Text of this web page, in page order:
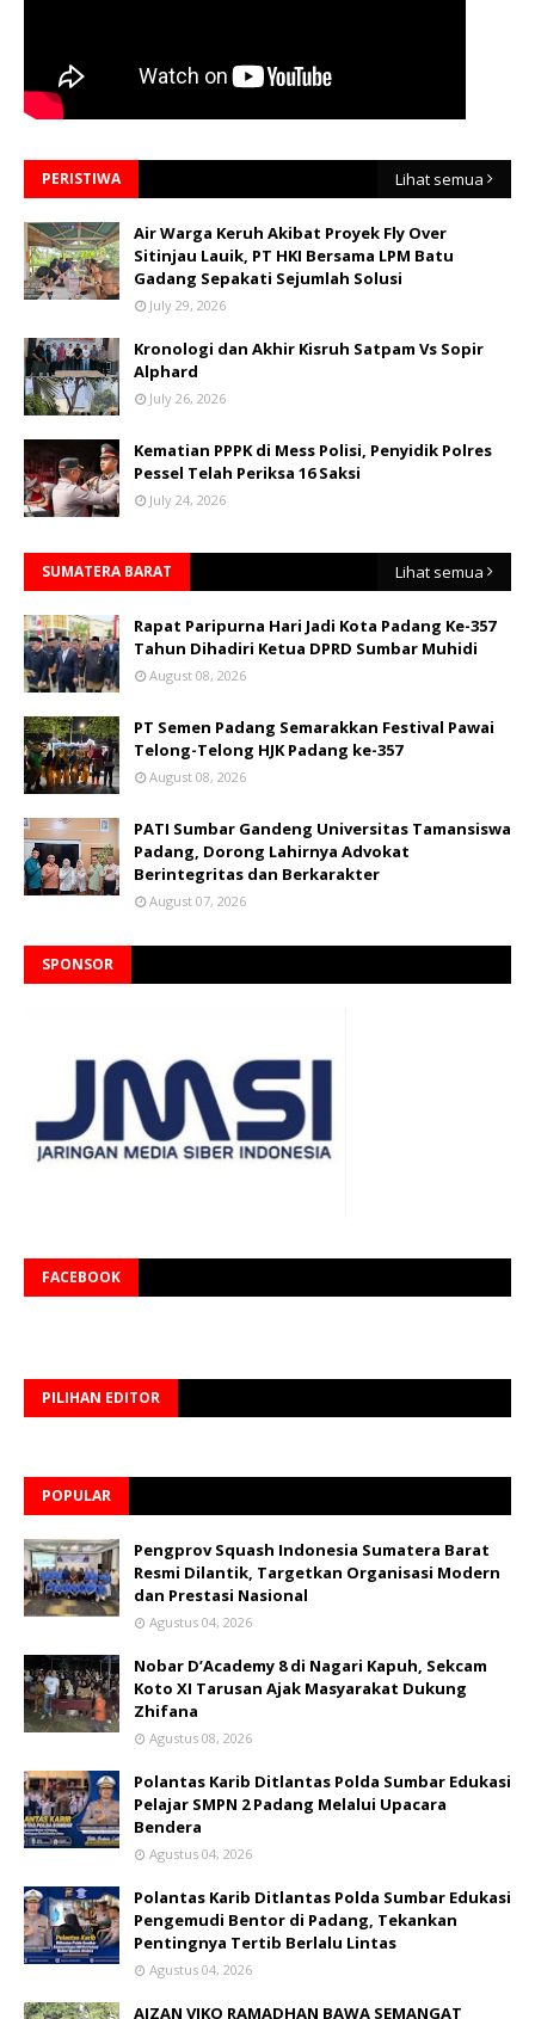
PERISTIWA Lihat semua
Air Warga Keruh Akibat Proyek Fly Over
Sitinjau Lauik, PT HKI Bersama LPM Batu
Gadang Sepakati Sejumlah Solusi
July 29, 2026
Kronologi dan Akhir Kisruh Satpam Vs Sopir
Alphard
July 26, 2026
Kematian PPPK di Mess Polisi, Penyidik Polres
Pessel Telah Periksa 16 Saksi
July 24, 2026
SUMATERA BARAT Lihat semua
Rapat Paripurna Hari Jadi Kota Padang Ke-357
Tahun Dihadiri Ketua DPRD Sumbar Muhidi
August 08, 2026
PT Semen Padang Semarakkan Festival Pawai
Telong-Telong HJK Padang ke-357
August 08, 2026
PATI Sumbar Gandeng Universitas Tamansiswa
Padang, Dorong Lahirnya Advokat
Berintegritas dan Berkarakter
August 07, 2026
SPONSOR
FACEBOOK
PILIHAN EDITOR
POPULAR
Pengprov Squash Indonesia Sumatera Barat
Resmi Dilantik, Targetkan Organisasi Modern
dan Prestasi Nasional
Agustus 04, 2026
Nobar D’Academy 8 di Nagari Kapuh, Sekcam
Koto XI Tarusan Ajak Masyarakat Dukung
Zhifana
Agustus 08, 2026
Polantas Karib Ditlantas Polda Sumbar Edukasi
Pelajar SMPN 2 Padang Melalui Upacara
Bendera
Agustus 04, 2026
Polantas Karib Ditlantas Polda Sumbar Edukasi
Pengemudi Bentor di Padang, Tekankan
Pentingnya Tertib Berlalu Lintas
Agustus 04, 2026
AIZAN VIKO RAMADHAN BAWA SEMANGAT